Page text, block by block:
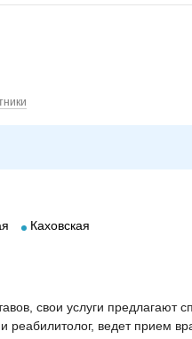
Каховская
свои услуги предлагают
реабилитолог, ведет прием